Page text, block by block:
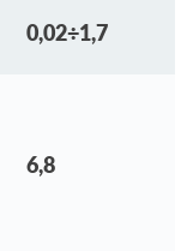
0,02÷1,7
6,8